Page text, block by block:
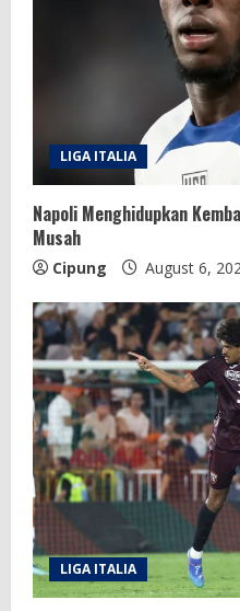
LIGA ITALIA
Napoli Menghidupkan
Musah
Cipung August 6,
LIGA ITALIA